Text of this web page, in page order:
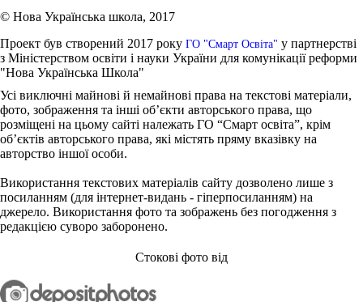
© Нова Українська школа, 2017
Проект був створений 2017 року ГО "Смарт Освіта" у партнерстві
з Міністерством освіти і науки України для комунікації реформи
"Нова Українська Школа"
Усі виключні майнові й немайнові права на текстові матеріали,
фото, зображення та інші об’єкти авторського права, що
розміщені на цьому сайті належать ГО “Смарт освіта”, крім
об’єктів авторського права, які містять пряму вказівку на
авторство іншої особи.
Використання текстових матеріалів сайту дозволено лише з
посиланням (для інтернет-видань - гіперпосиланням) на
джерело. Використання фото та зображень без погодження з
редакцією суворо заборонено.
Стокові фото від